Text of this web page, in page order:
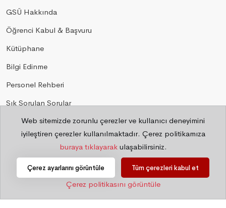
GSÜ Hakkında
Öğrenci Kabul & Başvuru
Kütüphane
Bilgi Edinme
Personel Rehberi
Sık Sorulan Sorular
Gizlilik
©2026 Bilgi İşlem Daire Başkanlığı
Web sitemizde zorunlu çerezler ve kullanıcı deneyimini
iyileştiren çerezler kullanılmaktadır. Çerez politikamıza
buraya tıklayarakulaşabilirsiniz.
Çerez ayarlarını görüntüle Tüm çerezleri kabul et
Çerez politikasını görüntüle